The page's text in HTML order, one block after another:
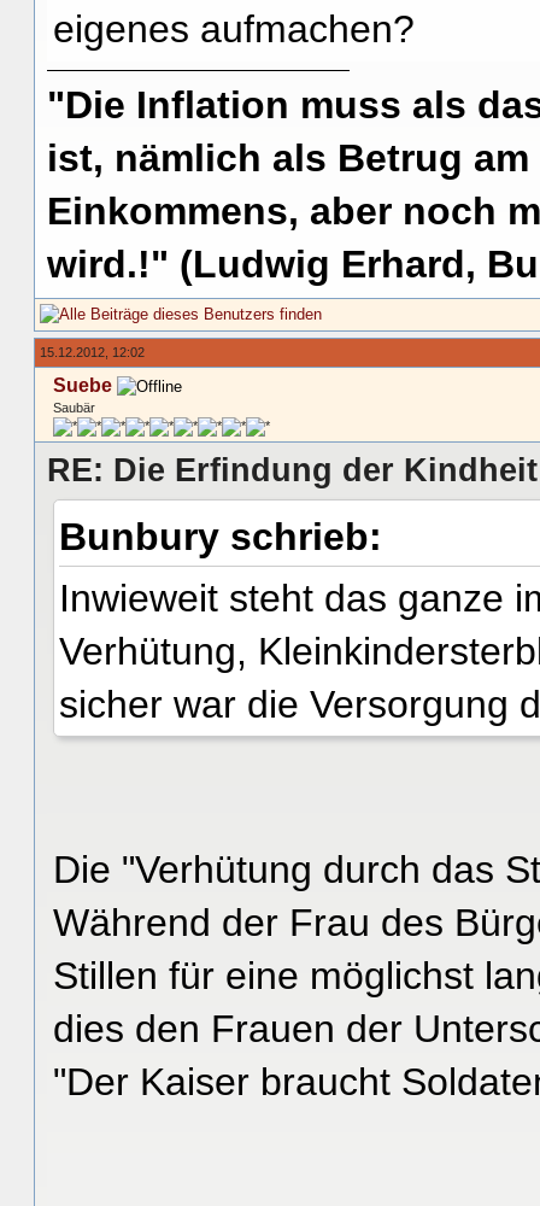
eigenes aufmachen?
"Die Inflation muss als
ist, nämlich als Betrug
Einkommens, aber noch
wird.!" (Ludwig Erhard,
15.12.2012, 12:02
Suebe
Saubär
RE: Die Erfindung der Kindheit
Bunbury schrieb:
Inwieweit steht das ganze
Verhütung,
sicher war die Versorgung
Die "Verhütung durch das
Während der Frau des
Stillen für eine möglichst
dies den Frauen der
"Der Kaiser braucht